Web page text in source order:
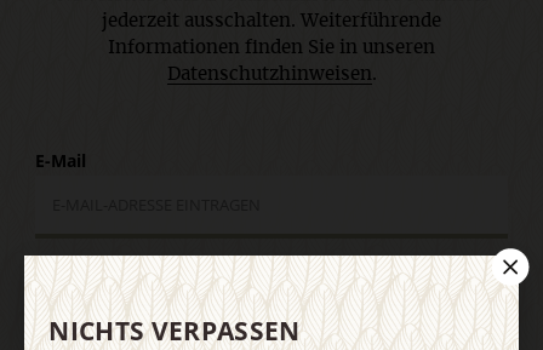
jederzeit ausschalten. Weiterführende
Informationen finden Sie in unseren
Datenschutzhinweisen.
E-Mail
Jetzt anmelden
NICHTS VERPASSEN